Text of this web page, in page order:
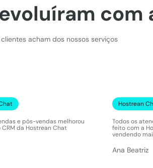
com
acham dos nossos serviços
e pós-vendas melhorou
da Hostrean Chat
Hostrean
Todos os
feito com a
vendendo
Ana Beatriz